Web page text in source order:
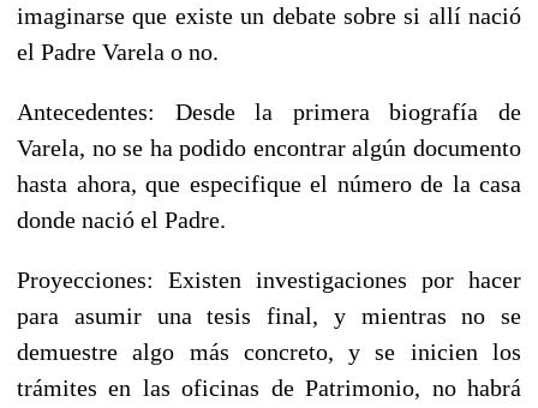
imaginarse que existe un debate sobre si allí nació
el Padre Varela o no.
Antecedentes: Desde la primera biografía de
Varela, no se ha podido encontrar algún documento
hasta ahora, que especifique el número de la casa
donde nació el Padre.
Proyecciones: Existen investigaciones por hacer
para asumir una tesis final, y mientras no se
demuestre algo más concreto, y se inicien los
trámites en las oficinas de Patrimonio, no habrá